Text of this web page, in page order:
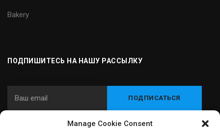
Manage Cookie Consent
Bakery
ПОДПИШИТЕСЬ НА НАШУ РАССЫЛКУ